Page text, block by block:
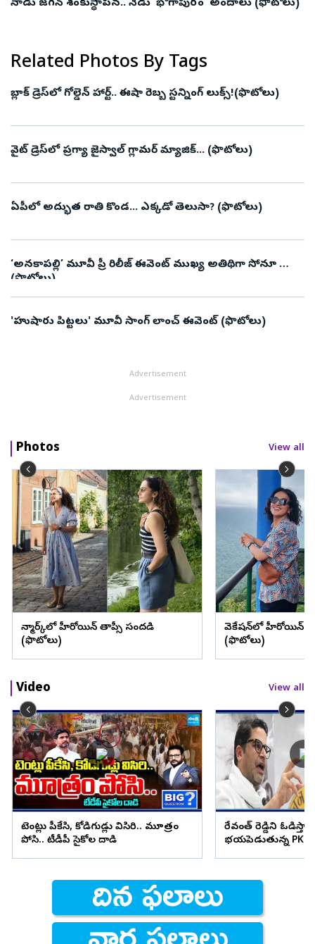
నాడు జగన్‌ శంకుస్థాపన.. నేడు ‘భోగాపురం’ అందాలు (ఫొటోలు)
Related Photos By Tags
బ్లాక్ డ్రెస్‌లో గోల్డెన్ హార్ట్.. ఈషా రెబ్బ స్టన్నింగ్ లుక్స్!(ఫొటోలు)
వైట్ డ్రెస్‌లో ప్రగ్యా జైస్వాల్ గ్లామర్ మ్యాజిక్... (ఫొటోలు)
ఏపీలో అద్భుత రాతి కొండ... ఎక్కడో తెలుసా? (ఫొటోలు)
‘అనకాపల్లి’ మూవీ ప్రీ రిలీజ్ ఈవెంట్ ముఖ్య అతిథిగా సోనూ సూద్
(ఫొటోలు)
'హుషారు పిట్టలు' మూవీ సాంగ్ లాంచ్ ఈవెంట్ (ఫొటోలు)
Advertisement
Advertisement
Photos View all
డెన్మార్క్‌లో హీరోయిన్ తాప్సీ సందడి
(ఫొటోలు)
వెకేషన్‌లో హీరోయిన్
(ఫొటోలు)
Video View all
టెంట్లు పీకేసి, కోడిగుడ్లు విసిరి.. మూత్రం
పోసి.. టీడీపీ సైకోల దాడి
రేవంత్ రెడ్డిని ఓడిస్తా..
భయపెడుతున్న PK